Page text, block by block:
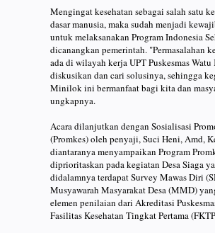
Mengingat kesehatan sebagai salah satu
dasar manusia, maka sudah menjadi
untuk melaksanakan Program Indonesia
dicanangkan pemerintah. "Permasalahan
ada di wilayah kerja UPT Puskesmas
diskusikan dan cari solusinya, sehingga
Minilok ini bermanfaat bagi kita dan
ungkapnya.
Acara dilanjutkan dengan Sosialisasi
(Promkes) oleh penyaji, Suci Heni, Amd,
diantaranya menyampaikan Program
diprioritaskan pada kegiatan Desa Siaga
didalamnya terdapat Survey Mawas Diri
Musyawarah Masyarakat Desa (MMD)
elemen penilaian dari Akreditasi
Fasilitas Kesehatan Tingkat Pertama